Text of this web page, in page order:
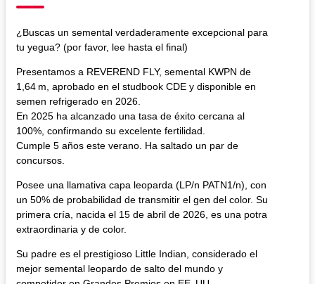
¿Buscas un semental verdaderamente excepcional para
tu yegua? (por favor, lee hasta el final)
Presentamos a REVEREND FLY, semental KWPN de
1,64 m, aprobado en el studbook CDE y disponible en
semen refrigerado en 2026.
En 2025 ha alcanzado una tasa de éxito cercana al
100%, confirmando su excelente fertilidad.
Cumple 5 años este verano. Ha saltado un par de
concursos.
Posee una llamativa capa leoparda (LP/n PATN1/n), con
un 50% de probabilidad de transmitir el gen del color. Su
primera cría, nacida el 15 de abril de 2026, es una potra
extraordinaria y de color.
Su padre es el prestigioso Little Indian, considerado el
mejor semental leopardo de salto del mundo y